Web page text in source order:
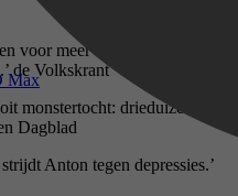
Max
voor meer aandacht voor de
de Volkskrant
monstertocht: drieduizend
Dagblad
Anton tegen depressies.’